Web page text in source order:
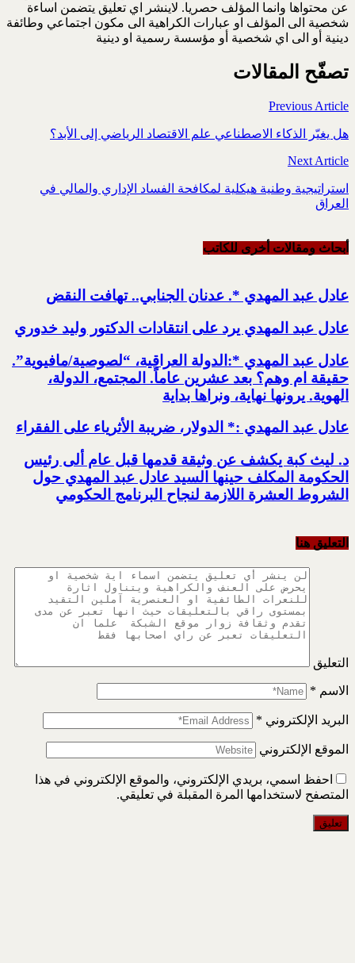
عن محتواها وانما المؤلف حصريا. لاينشر اي تعليق يتضمن اساءة
شخصية الى المؤلف او عبارات الكراهية الى مكون اجتماعي وطائفة
دينية أو الى اي شخصية أو مؤسسة رسمية او دينية
تصفّح المقالات
Previous Article
هل يغيّر الذكاء الاصطناعي علم الاقتصاد الرياضي إلى الأبد؟
Next Article
استراتيجية وطنية هيكلية لمكافحة الفساد الإداري والمالي في
العراق
أبحاث ومقالات أخرى للکاتب
عادل عبد المهدي *. عدنان الجنابي.. تهافت النقض
عادل عبد المهدي يرد على انتقادات الدكتور وليد خدوري
عادل عبد المهدي *:الدولة العراقية، “لصوصية/مافيوية”.
حقيقة ام وهم؟ بعد عشرين عاماً. المجتمع، الدولة،
الهوية. يرونها نهاية، ونراها بداية
عادل عبد المهدي :* الدولار، ضريبة الأثرياء على الفقراء
د. ليث كبة يكشف عن وثيقة قدمها قبل عام ألى رئيس
الحكومة المكلف حينها السيد عادل عبد المهدي حول
الشروط العشرة اللازمة لنجاح البرنامج الحكومي
التعليق هنا
التعليق
الاسم *
البريد الإلكتروني *
الموقع الإلكتروني
احفظ اسمي، بريدي الإلكتروني، والموقع الإلكتروني في هذا
المتصفح لاستخدامها المرة المقبلة في تعليقي.